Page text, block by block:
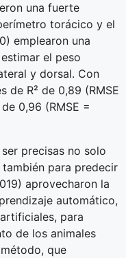
una fuerte
torácico y el
emplearon una
el peso
y dorsal. Con
de R² de 0,89 (RMSE
0,96 (RMSE =
precisas no solo
para predecir
aprovecharon la
automático,
para
de los animales
que